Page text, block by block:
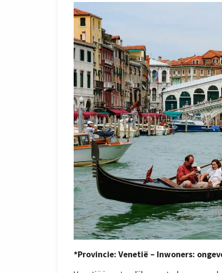
*Provincie: Venetië – Inwoners: